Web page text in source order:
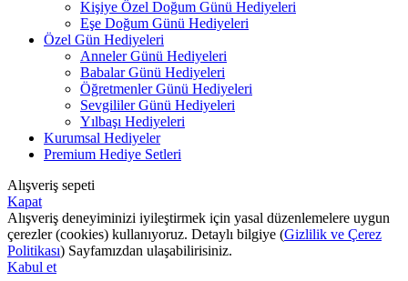
Kişiye Özel Doğum Günü Hediyeleri
Eşe Doğum Günü Hediyeleri
Özel Gün Hediyeleri
Anneler Günü Hediyeleri
Babalar Günü Hediyeleri
Öğretmenler Günü Hediyeleri
Sevgililer Günü Hediyeleri
Yılbaşı Hediyeleri
Kurumsal Hediyeler
Premium Hediye Setleri
Alışveriş sepeti
Kapat
Alışveriş deneyiminizi iyileştirmek için yasal düzenlemelere uygun
çerezler (cookies) kullanıyoruz. Detaylı bilgiye (Gizlilik ve Çerez
Politikası) Sayfamızdan ulaşabilirisiniz.
Kabul et